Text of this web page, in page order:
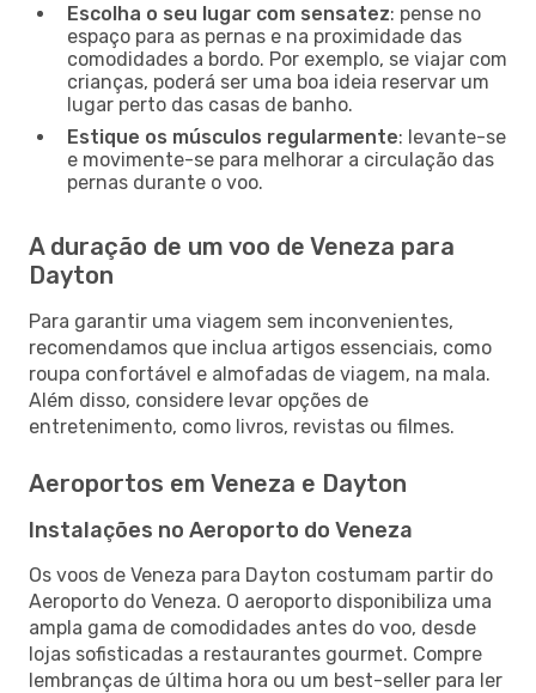
Escolha o seu lugar com sensatez: pense no
espaço para as pernas e na proximidade das
comodidades a bordo. Por exemplo, se viajar com
crianças, poderá ser uma boa ideia reservar um
lugar perto das casas de banho.
Estique os músculos regularmente: levante-se
e movimente-se para melhorar a circulação das
pernas durante o voo.
A duração de um voo de Veneza para
Dayton
Para garantir uma viagem sem inconvenientes,
recomendamos que inclua artigos essenciais, como
roupa confortável e almofadas de viagem, na mala.
Além disso, considere levar opções de
entretenimento, como livros, revistas ou filmes.
Aeroportos em Veneza e Dayton
Instalações no Aeroporto do Veneza
Os voos de Veneza para Dayton costumam partir do
Aeroporto do Veneza. O aeroporto disponibiliza uma
ampla gama de comodidades antes do voo, desde
lojas sofisticadas a restaurantes gourmet. Compre
lembranças de última hora ou um best-seller para ler